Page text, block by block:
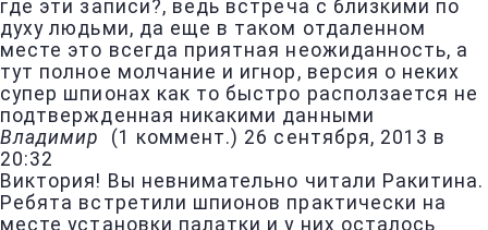
где эти записи?, ведь встреча с близкими по
духу людьми, да еще в таком отдаленном
месте это всегда приятная неожиданность, а
тут полное молчание и игнор, версия о неких
супер шпионах как то быстро расползается не
подтвержденная никакими данными
Владимир
(1 коммент.) 26 сентября, 2013 в
20:32
Виктория! Вы невнимательно читали Ракитина.
Ребята встретили шпионов практически на
месте установки палатки и у них осталось